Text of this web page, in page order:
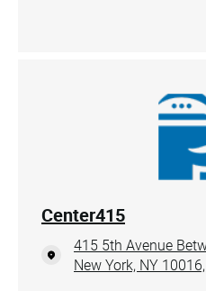
Center415
415 5th Avenue
New York, NY